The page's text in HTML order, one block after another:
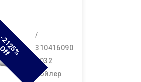
-
2
1
2
5
%
O
F
F
/
310416090
0032
бойлер